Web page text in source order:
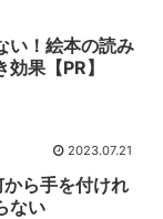
い！絵本の読み
果【PR】
2023.07.21
ら手を付けれ
ない